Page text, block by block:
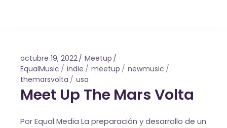
octubre 19, 2022
Meetup
EqualMusic
indie meetup
newmusic
themarsvolta
usa
Meet Up The Mars Volta
Por Equal Media La preparación y desarrollo de un